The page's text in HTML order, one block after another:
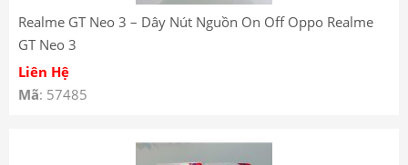
Realme GT Neo 3 – Dây Nút Nguồn On Off Oppo Realme
GT Neo 3
Liên Hệ
Mã: 57485